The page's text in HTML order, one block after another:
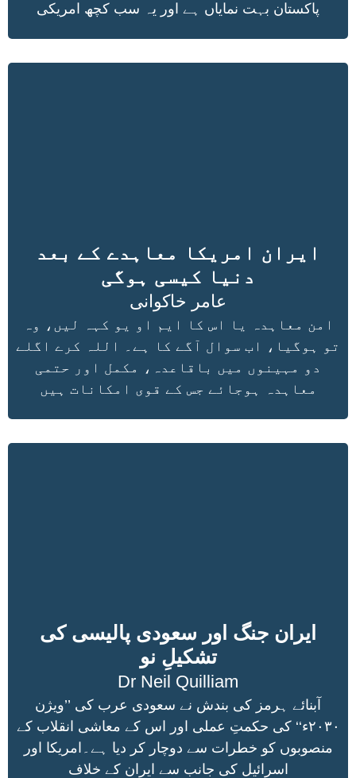
پاکستان بہت نمایاں ہے اور یہ سب کچھ امریکی
ایران امریکا معاہدے کے بعد
دنیا کیسی ہوگی
عامر خاکوانی
امن معاہدہ یا اس کا ایم او یو کہہ لیں، وہ
تو ہوگیا، اب سوال آگے کا ہے۔ اللہ کرے اگلے
دو مہینوں میں باقاعدہ، مکمل اور حتمی
معاہدہ ہوجائے جس کے قوی امکانات ہیں
ایران جنگ اور سعودی پالیسی کی
تشکیلِ نو
Dr Neil Quilliam
آبنائے ہرمز کی بندش نے سعودی عرب کی ’’ویژن
۲۰۳۰ء‘‘ کی حکمتِ عملی اور اس کے معاشی انقلاب کے
منصوبوں کو خطرات سے دوچار کر دیا ہے۔امریکا اور
اسرائیل کی جانب سے ایران کے خلاف